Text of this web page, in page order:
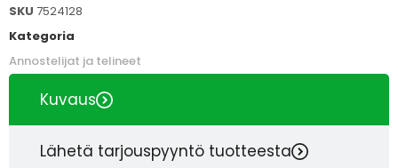
SKU 7524128
Kategoria
Annostelijat ja telineet
Kuvaus
Lähetä tarjouspyyntö tuotteesta